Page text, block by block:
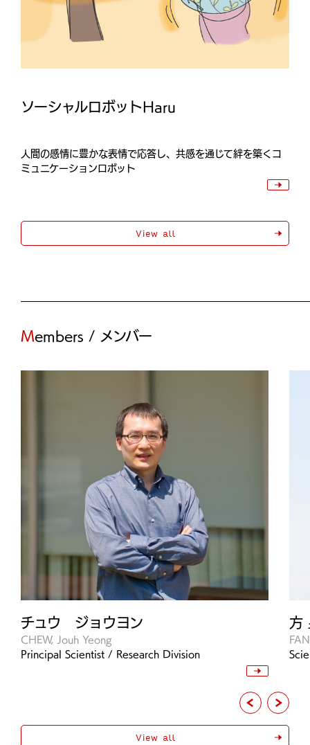
ソーシャルロボットHaru
人間の感情に豊かな表情で応答し、共感を通じて絆を築くコ
ミュニケーションロボット
View all
Members / メンバー
チュウ ジョウヨン
CHEW, Jouh Yeong
Principal Scientist / Research Division
方
View all